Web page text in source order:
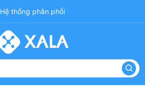
Hệ thống phân phối